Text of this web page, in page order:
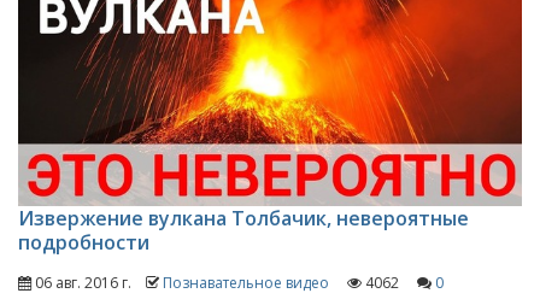
Извержение вулкана Толбачик, невероятные
подробности
06 авг. 2016 г. Познавательное видео 4062 0